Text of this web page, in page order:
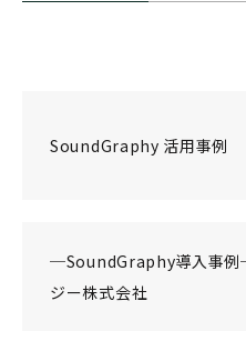
SoundGraphy 活用事例
─SoundGraphy導入事
ジー株式会社